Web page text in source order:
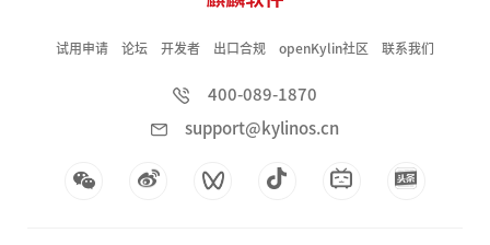
试用申请 论坛 开发者 出口合规 openKylin社区 联系我们
400-089-1870
support@kylinos.cn